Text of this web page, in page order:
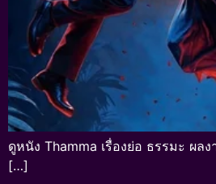
ดูหนัง Thamma เรื่องย่อ ธรรมะ ผล
[…]